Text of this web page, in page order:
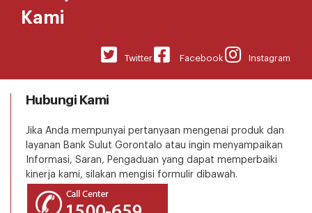
Kami
Instagram
Facebook
Twitter
Hubungi Kami
Jika Anda mempunyai pertanyaan mengenai produk dan
layanan Bank Sulut Gorontalo atau ingin menyampaikan
Informasi, Saran, Pengaduan yang dapat memperbaiki
kinerja kami, silakan mengisi formulir dibawah.